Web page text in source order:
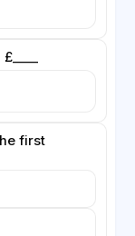
first